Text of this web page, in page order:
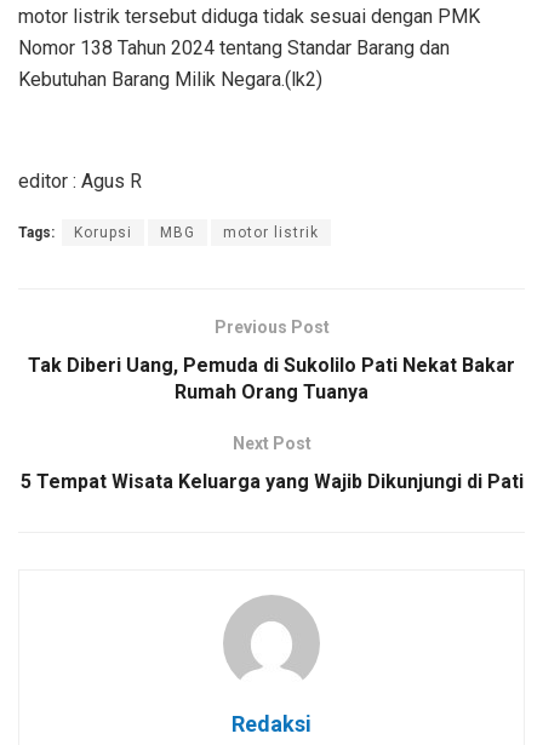
motor listrik tersebut diduga tidak sesuai dengan PMK
Nomor 138 Tahun 2024 tentang Standar Barang dan
Kebutuhan Barang Milik Negara.(lk2)
editor : Agus R
Tags: Korupsi MBG motor listrik
Previous Post
Tak Diberi Uang, Pemuda di Sukolilo Pati Nekat Bakar
Rumah Orang Tuanya
Next Post
5 Tempat Wisata Keluarga yang Wajib Dikunjungi di Pati
Redaksi